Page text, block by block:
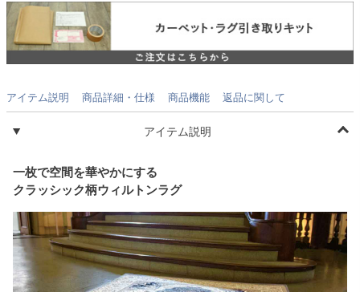
アイテム説明 商品詳細・仕様 商品機能 返品に関して
アイテム説明
一枚で空間を華やかにする
クラッシック柄ウィルトンラグ